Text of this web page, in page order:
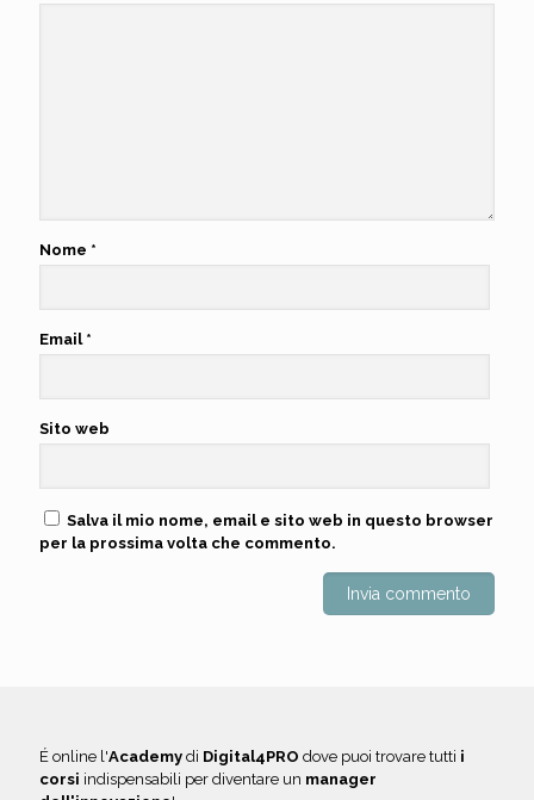
Nome *
Email *
Sito web
Salva il mio nome, email e sito web in questo browser
per la prossima volta che commento.
É online l'Academy di Digital4PRO dove puoi trovare tutti i
corsi indispensabili per diventare un manager